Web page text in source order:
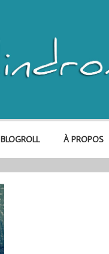
BLOGROLL À PROPOS